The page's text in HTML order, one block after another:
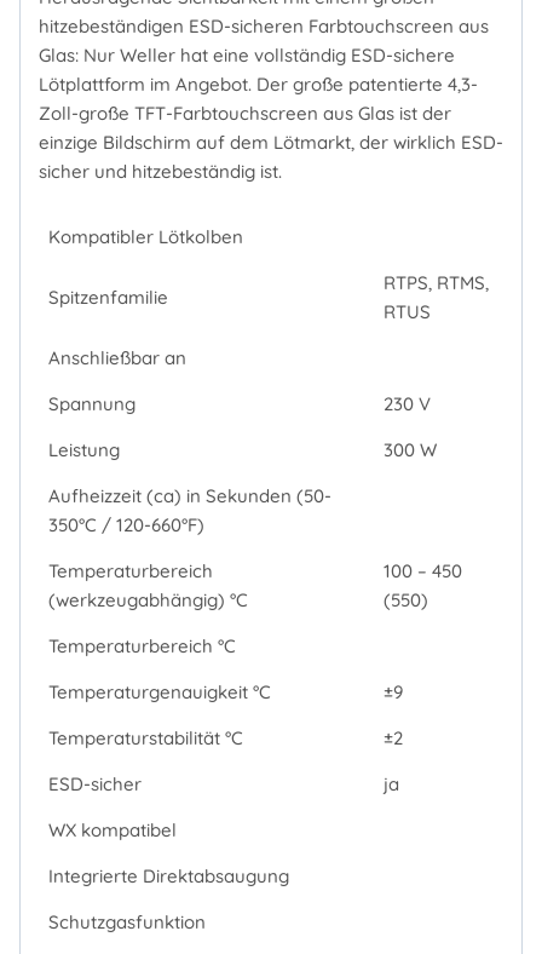
hitzebeständigen ESD-sicheren Farbtouchscreen aus
Glas: Nur Weller hat eine vollständig ESD-sichere
Lötplattform im Angebot. Der große patentierte 4,3-
Zoll-große TFT-Farbtouchscreen aus Glas ist der
einzige Bildschirm auf dem Lötmarkt, der wirklich ESD-
sicher und hitzebeständig ist.
Kompatibler Lötkolben
Spitzenfamilie
RTPS, RTMS,
RTUS
Anschließbar an
Spannung
230 V
Leistung
300 W
Aufheizzeit (ca) in Sekunden (50-
350°C / 120-660°F)
Temperaturbereich
(werkzeugabhängig) °C
100 – 450
(550)
Temperaturbereich °C
Temperaturgenauigkeit °C
±9
Temperaturstabilität °C
±2
ESD-sicher
ja
WX kompatibel
Integrierte Direktabsaugung
Schutzgasfunktion